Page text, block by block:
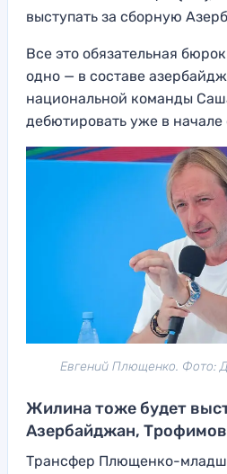
выступать за сборную
Все это обязательная
одно — в составе
национальной команды
дебютировать уже в
Евгений Плющенко. Фото:
Жилина тоже будет
Азербайджан,
Трансфер Плющенко-